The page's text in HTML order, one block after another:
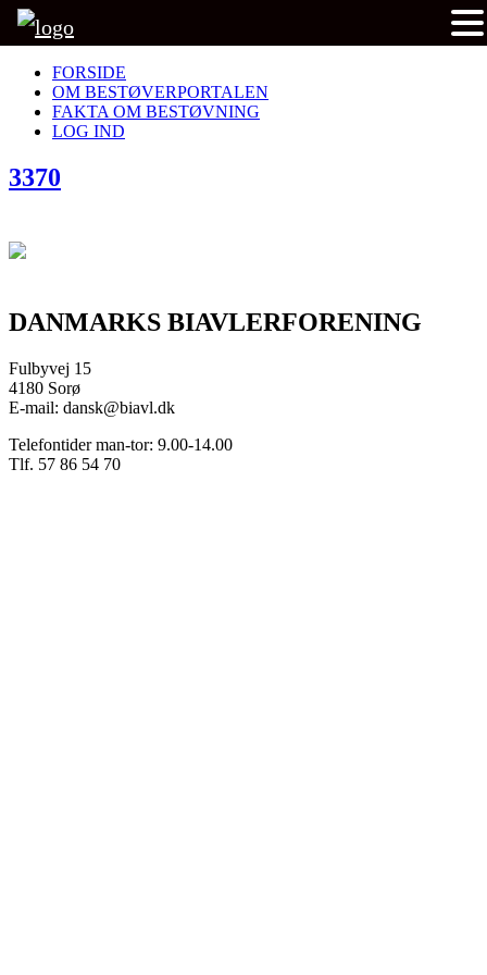
FORSIDE
OM BESTØVERPORTALEN
FAKTA OM BESTØVNING
LOG IND
3370
DANMARKS BIAVLERFORENING
Fulbyvej 15
4180 Sorø
E-mail: dansk@biavl.dk
Telefontider man-tor: 9.00-14.00
Tlf. 57 86 54 70